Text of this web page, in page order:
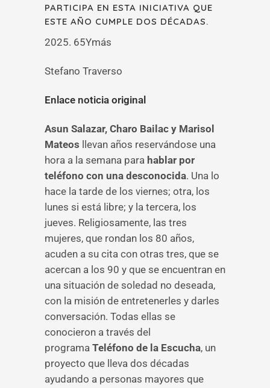
PARTICIPA EN ESTA INICIATIVA QUE
ESTE AÑO CUMPLE DOS DÉCADAS.
2025. 65Ymás
Stefano Traverso
Enlace noticia original
Asun Salazar, Charo Bailac y Marisol
Mateos llevan años reservándose una
hora a la semana para hablar por
teléfono con una desconocida. Una lo
hace la tarde de los viernes; otra, los
lunes si está libre; y la tercera, los
jueves. Religiosamente, las tres
mujeres, que rondan los 80 años,
acuden a su cita con otras tres, que se
acercan a los 90 y que se encuentran en
una situación de soledad no deseada,
con la misión de entretenerles y darles
conversación. Todas ellas se
conocieron a través del
programa Teléfono de la Escucha, un
proyecto que lleva dos décadas
ayudando a personas mayores que